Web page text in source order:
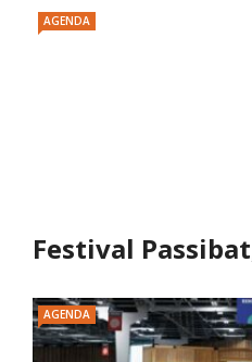
AGENDA
Festival
AGENDA